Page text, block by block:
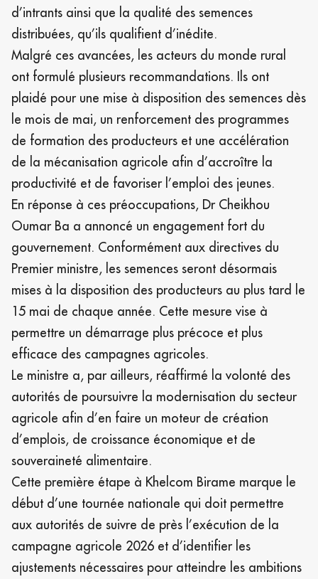
d’intrants ainsi que la qualité des semences
distribuées, qu’ils qualifient d’inédite.
Malgré ces avancées, les acteurs du monde rural
ont formulé plusieurs recommandations. Ils ont
plaidé pour une mise à disposition des semences dès
le mois de mai, un renforcement des programmes
de formation des producteurs et une accélération
de la mécanisation agricole afin d’accroître la
productivité et de favoriser l’emploi des jeunes.
En réponse à ces préoccupations, Dr Cheikhou
Oumar Ba a annoncé un engagement fort du
gouvernement. Conformément aux directives du
Premier ministre, les semences seront désormais
mises à la disposition des producteurs au plus tard le
15 mai de chaque année. Cette mesure vise à
permettre un démarrage plus précoce et plus
efficace des campagnes agricoles.
Le ministre a, par ailleurs, réaffirmé la volonté des
autorités de poursuivre la modernisation du secteur
agricole afin d’en faire un moteur de création
d’emplois, de croissance économique et de
souveraineté alimentaire.
Cette première étape à Khelcom Birame marque le
début d’une tournée nationale qui doit permettre
aux autorités de suivre de près l’exécution de la
campagne agricole 2026 et d’identifier les
ajustements nécessaires pour atteindre les ambitions